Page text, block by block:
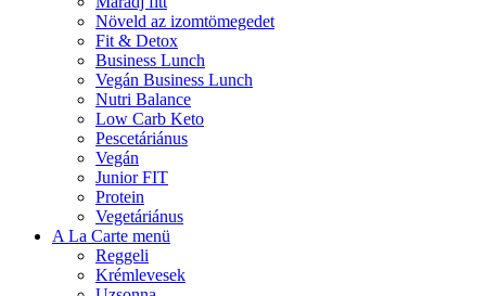
Növeld az izomtömegedet
Fit & Detox
Business Lunch
Vegán Business Lunch
Nutri Balance
Low Carb Keto
Pescetáriánus
Vegán
Junior FIT
Protein
Vegetáriánus
A La Carte menü
Reggeli
Krémlevesek